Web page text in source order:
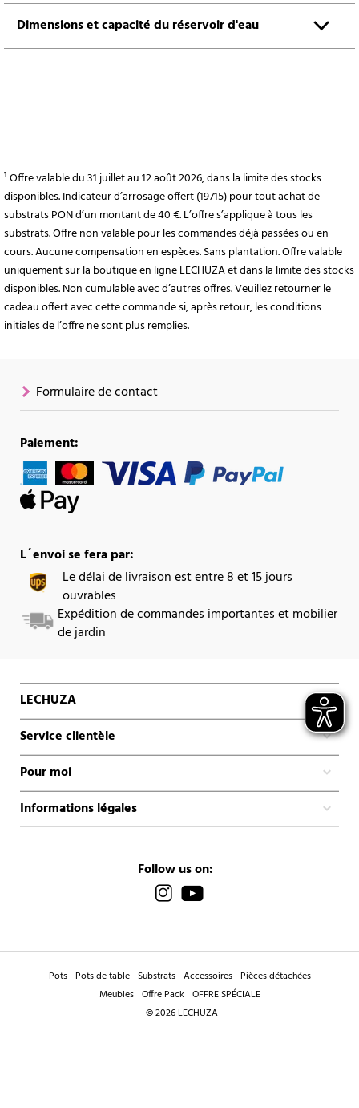
Dimensions et capacité du réservoir d'eau
¹ Offre valable du 31 juillet au 12 août 2026, dans la limite des stocks
disponibles. Indicateur d’arrosage offert (19715) pour tout achat de
substrats PON d’un montant de 40 €. L’offre s’applique à tous les
substrats. Offre non valable pour les commandes déjà passées ou en
cours. Aucune compensation en espèces. Sans plantation. Offre valable
uniquement sur la boutique en ligne LECHUZA et dans la limite des stocks
disponibles. Non cumulable avec d’autres offres. Veuillez retourner le
cadeau offert avec cette commande si, après retour, les conditions
initiales de l’offre ne sont plus remplies.
Formulaire de contact
Paiement:
L´envoi se fera par:
Le délai de livraison est entre 8 et 15 jours
ouvrables
Expédition de commandes importantes et mobilier
de jardin
LECHUZA
Service clientèle
Pour moi
Informations légales
Follow us on:
Pots Pots de table Substrats Accessoires Pièces détachées
Meubles Offre Pack OFFRE SPÉCIALE
© 2026 LECHUZA